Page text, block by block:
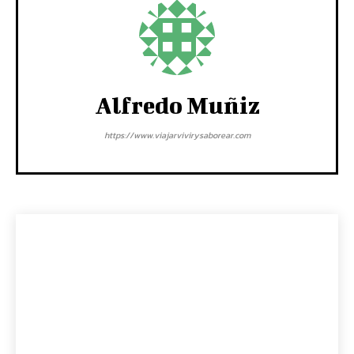
Alfredo Muñiz
https://www.viajarvivirysaborear.com